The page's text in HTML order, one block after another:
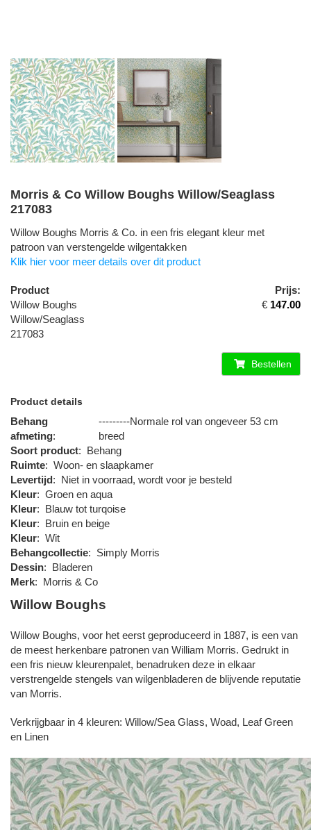
Morris & Co Willow Boughs Willow/Seaglass
217083
Willow Boughs Morris & Co. in een fris elegant kleur met
patroon van verstengelde wilgentakken
Klik hier voor meer details over dit product
Product
Prijs:
Willow Boughs
Willow/Seaglass
217083
€ 147.00
Bestellen
Product details
Behang
afmeting:
---------Normale rol van ongeveer 53 cm
breed
Soort product: Behang
Ruimte: Woon- en slaapkamer
Levertijd: Niet in voorraad, wordt voor je besteld
Kleur: Groen en aqua
Kleur: Blauw tot turqoise
Kleur: Bruin en beige
Kleur: Wit
Behangcollectie: Simply Morris
Dessin: Bladeren
Merk: Morris & Co
Willow Boughs
Willow Boughs, voor het eerst geproduceerd in 1887, is een van
de meest herkenbare patronen van William Morris. Gedrukt in
een fris nieuw kleurenpalet, benadruken deze in elkaar
verstrengelde stengels van wilgenbladeren de blijvende reputatie
van Morris.
Verkrijgbaar in 4 kleuren: Willow/Sea Glass, Woad, Leaf Green
en Linen